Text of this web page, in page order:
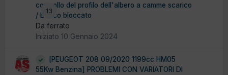
13
controllo del profilo dell'albero a camme scarico
/ Banco bloccato
Da ferrato
Iniziato 10 Gennaio 2024
[PEUGEOT 208 09/2020 1199cc HM05
55Kw Benzina] PROBLEMI CON VARIATORI DI